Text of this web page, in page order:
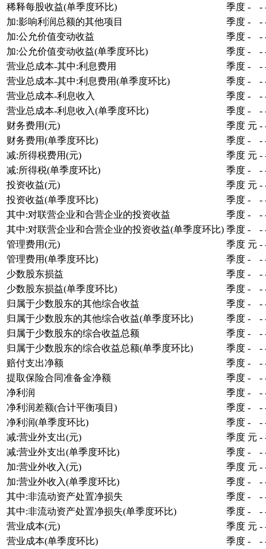
稀释每股收益(单季度环比)
季度 - -
加:影响利润总额的其他项目
季度 - -
加:公允价值变动收益
季度 - -
加:公允价值变动收益(单季度环比)
季度 - -
营业总成本-其中:利息费用
季度 - -
营业总成本-其中:利息费用(单季度环比)
季度 - -
营业总成本-利息收入
季度 - -
营业总成本-利息收入(单季度环比)
季度 - -
财务费用(元)
季度 元 -
财务费用(单季度环比)
季度 - -
减:所得税费用(元)
季度 元 -
减:所得税(单季度环比)
季度 - -
投资收益(元)
季度 元 -
投资收益(单季度环比)
季度 - -
其中:对联营企业和合营企业的投资收益
季度 - -
其中:对联营企业和合营企业的投资收益(单季度环比) 季度 - -
管理费用(元)
季度 元 -
管理费用(单季度环比)
季度 - -
少数股东损益
季度 - -
少数股东损益(单季度环比)
季度 - -
归属于少数股东的其他综合收益
季度 - -
归属于少数股东的其他综合收益(单季度环比)
季度 - -
归属于少数股东的综合收益总额
季度 - -
归属于少数股东的综合收益总额(单季度环比)
季度 - -
赔付支出净额
季度 - -
提取保险合同准备金净额
季度 - -
净利润
季度 - -
净利润差额(合计平衡项目)
季度 - -
净利润(单季度环比)
季度 - -
减:营业外支出(元)
季度 元 -
减:营业外支出(单季度环比)
季度 - -
加:营业外收入(元)
季度 元 -
加:营业外收入(单季度环比)
季度 - -
其中:非流动资产处置净损失
季度 - -
其中:非流动资产处置净损失(单季度环比)
季度 - -
营业成本(元)
季度 元 -
营业成本(单季度环比)
季度 - -